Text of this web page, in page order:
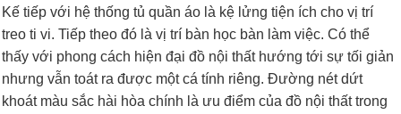
Kế tiếp với hệ thống tủ quần áo là kệ lửng tiện ích cho vị trí
treo ti vi. Tiếp theo đó là vị trí bàn học bàn làm việc. Có thể
thấy với phong cách hiện đại đồ nội thất hướng tới sự tối giản
nhưng vẫn toát ra được một cá tính riêng. Đường nét dứt
khoát màu sắc hài hòa chính là ưu điểm của đồ nội thất trong